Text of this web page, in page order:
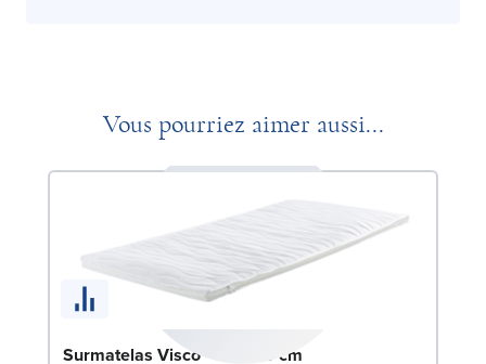
Vous pourriez aimer aussi...
Surmatelas Visco - 90x190 cm